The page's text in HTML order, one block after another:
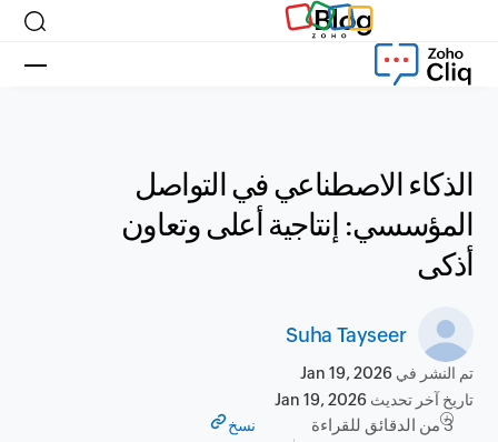
Blog
الذكاء الاصطناعي في التواصل
المؤسسي: إنتاجية أعلى وتعاون
أذكى
Suha Tayseer
تم النشر فيJan 19, 2026
تاريخ آخر تحديثJan 19, 2026
3 من الدقائق للقراءة نسخ